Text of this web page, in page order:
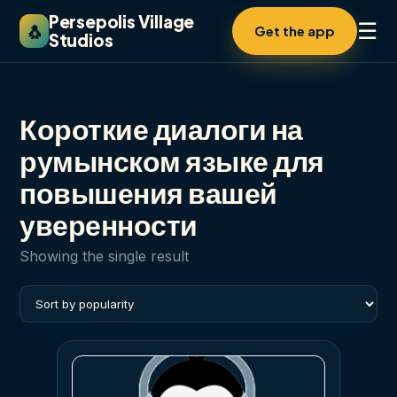
🐧 Persepolis Village
Studios
Get the app ☰
Короткие диалоги на
румынском языке для
повышения вашей
уверенности
Showing the single result